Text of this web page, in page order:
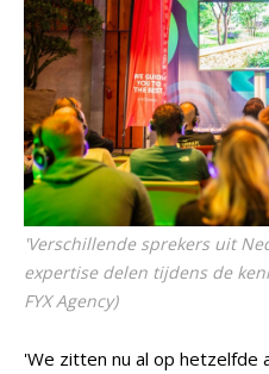
'Verschillende sprekers uit
expertise delen tijdens de
FYX Agency)
'We zitten nu al op hetzelfde